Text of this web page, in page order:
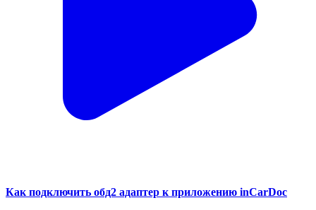
Как подключить обд2 адаптер к приложению inCarDoc